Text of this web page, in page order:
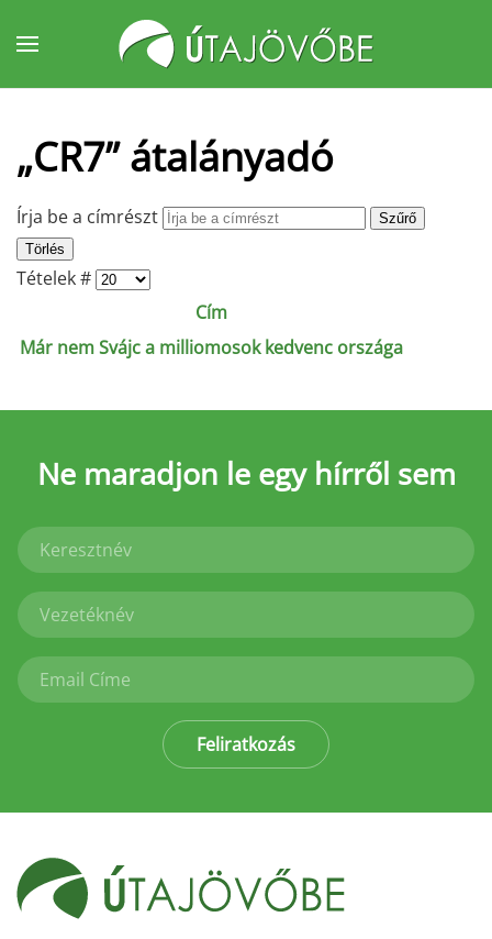
Fő tartalom átugrása
„CR7” átalányadó
Írja be a címrészt
Szűrő
Törlés
Tételek #
Cím
Már nem Svájc a milliomosok kedvenc országa
Ne maradjon le egy hírről sem
Feliratkozás